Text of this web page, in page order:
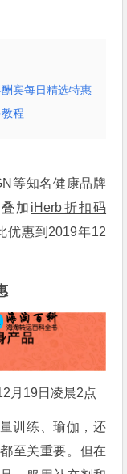
宾每日精选特惠
程
等知名健康品牌
加 iHerb折扣码
优惠到2019年12
月19日凌晨2点
训练、瑜伽，还
至关重要。但在